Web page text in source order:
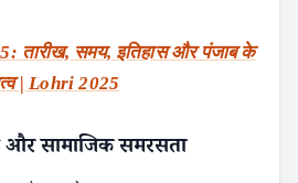
तारीख, समय, इतिहास और पंजाब के
| Lohri 2025
और सामाजिक समरसता